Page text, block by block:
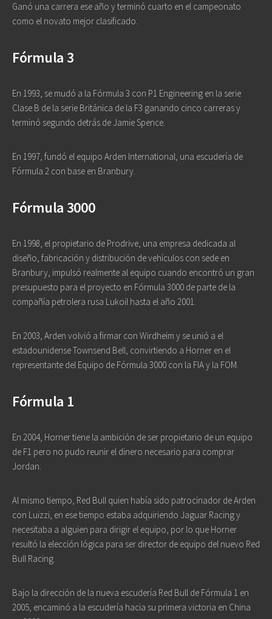
Ganó una carrera ese año y terminó cuarto en el campeonato
como el novato mejor clasificado.
Fórmula 3
En 1993, se mudó a la Fórmula 3 con P1 Engineering en la serie
Clase B de la serie Británica de la F3 ganando cinco carreras y
terminó segundo detrás de Jamie Spence.
En 1997, fundó el equipo Arden International, una escudería de
Fórmula 2 con base en Branbury.
Fórmula 3000
En 1998, el propietario de Prodrive, una empresa dedicada al
diseño, fabricación y distribución de vehículos con sede en
Branbury, impulsó realmente al equipo cuando encontró un gran
presupuesto para el proyecto en Fórmula 3000 de parte de la
compañía petrolera rusa Lukoil hasta el año 2001.
En 2003, Arden volvió a firmar con Wirdheim y se unió a el
estadounidense Townsend Bell, convirtiendo a Horner en el
representante del Equipo de Fórmula 3000 con la FIA y la FOM.
Fórmula 1
En 2004, Horner tiene la ambición de ser propietario de un equipo
de F1 pero no pudo reunir el dinero necesario para comprar
Jordan.
Al mismo tiempo, Red Bull quien había sido patrocinador de Arden
con Luizzi, en ese tiempo estaba adquiriendo Jaguar Racing y
necesitaba a alguien para dirigir el equipo, por lo que Horner
resultó la elección lógica para ser director de equipo del nuevo Red
Bull Racing.
Bajo la dirección de la nueva escudería Red Bull de Fórmula 1 en
2005, encaminó a la escudería hacia su primera victoria en China